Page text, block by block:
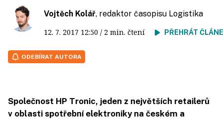
Vojtěch Kolář, redaktor časopisu Logistika
12. 7. 2017 12:50 / 2 min. čtení PŘEHRÁT
ODEBÍRAT AUTORA
Společnost HP Tronic, jeden z největších retailerů
v oblasti spotřební elektroniky na českém a